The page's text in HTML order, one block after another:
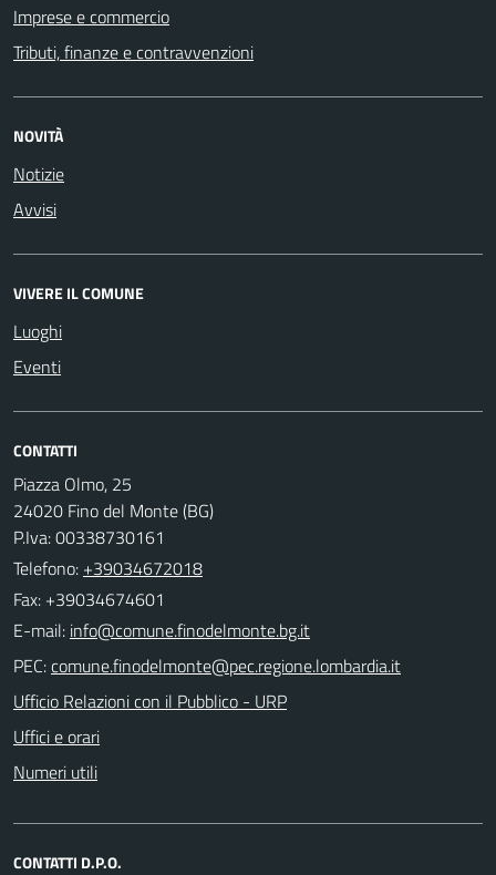
Imprese e commercio
Tributi, finanze e contravvenzioni
NOVITÀ
Notizie
Avvisi
VIVERE IL COMUNE
Luoghi
Eventi
CONTATTI
Piazza Olmo, 25
24020 Fino del Monte (BG)
P.Iva: 00338730161
Telefono: +39034672018
Fax: +39034674601
E-mail:
PEC:
Ufficio Relazioni con il Pubblico - URP
Uffici e orari
Numeri utili
CONTATTI D.P.O.